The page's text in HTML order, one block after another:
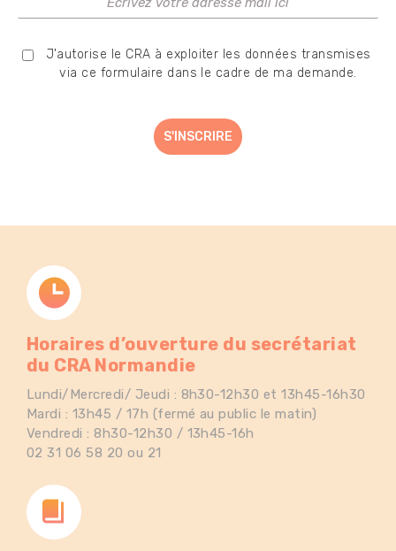
J'autorise le CRA à exploiter les données transmises
via ce formulaire dans le cadre de ma demande.
Horaires d’ouverture du secrétariat
du CRA Normandie
Lundi/Mercredi/ Jeudi : 8h30-12h30 et 13h45-16h30
Mardi : 13h45 / 17h (fermé au public le matin)
Vendredi : 8h30-12h30 / 13h45-16h
02 31 06 58 20 ou 21